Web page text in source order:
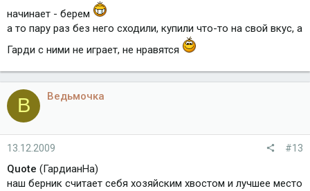
начинает - берем
а то пару раз без него сходили, купили что-то на свой вкус, а
Гарди с ними не играет, не нравятся
В Ведьмочка
13.12.2009 #13
Quote (ГардианНа)
наш берник считает себя хозяйским хвостом и лучшее место